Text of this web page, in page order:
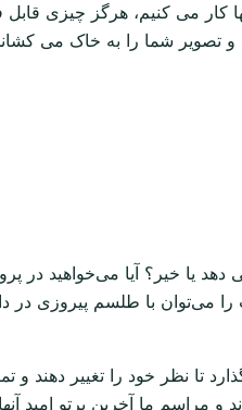
می کنیم، هرگز چیزی قابل
تصویر شما را به خاک می
یا خیر؟ آیا می‌خواهید در
می‌توان با طلسم پیروزی در
تا نظر خود را تغییر دهند و
مراسم ما آخرین پرتو امید